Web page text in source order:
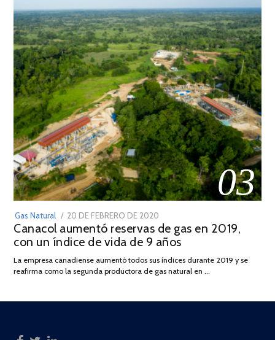
03
Gas Natural
POSTED
ON
20 DE FEBRERO DE 2020
DE
JULIO
2025
Canacol aumentó reservas de gas en 2019,
con un índice de vida de 9 años
La empresa canadiense aumentó todos sus índices durante 2019 y se
reafirma como la segunda productora de gas natural en …